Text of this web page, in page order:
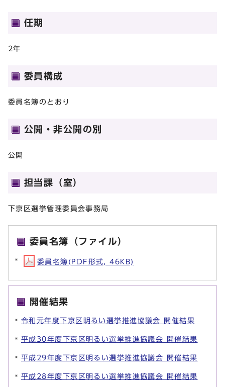
任期
2年
委員構成
委員名簿のとおり
公開・非公開の別
公開
担当課（室）
下京区選挙管理委員会事務局
委員名簿（ファイル）
委員名簿(PDF形式, 46KB)
開催結果
令和元年度下京区明るい選挙推進協議会 開催結果
平成30年度下京区明るい選挙推進協議会 開催結果
平成29年度下京区明るい選挙推進協議会 開催結果
平成28年度下京区明るい選挙推進協議会 開催結果